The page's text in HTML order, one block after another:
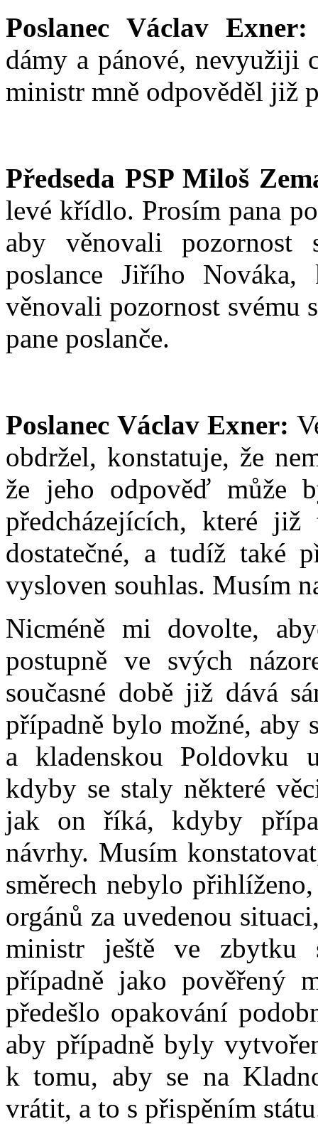
Poslanec Václav Exner:
dámy a pánové, nevyužiji
ministr mně odpověděl již
Předseda PSP Miloš
levé křídlo. Prosím pana
aby věnovali
poslance Jiřího
věnovali pozornost svému
pane poslanče.
Poslanec Václav Exner:
obdržel, konstatuje, že
že jeho odpověď může
předcházejících, které
dostatečné, a tudíž také
vysloven souhlas. Musím
Nicméně mi dovolte,
postupně ve svých
současné době již dává
případně bylo možné, aby
a kladenskou Poldovku
kdyby se staly některé
jak on říká, kdyby
návrhy. Musím
směrech nebylo
orgánů za uvedenou
ministr ještě ve zbytku
případně jako pověřený
předešlo opakování
aby případně byly
k tomu, aby se na
vrátit, a to s přispěním